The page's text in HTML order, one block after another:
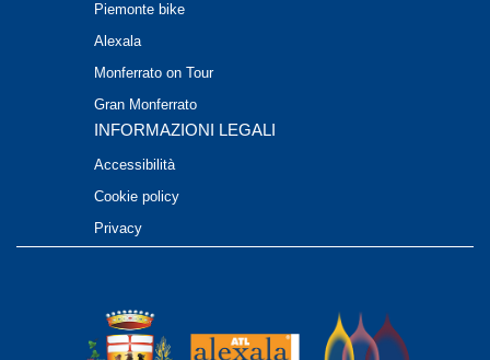
Piemonte bike
Alexala
Monferrato on Tour
Gran Monferrato
INFORMAZIONI LEGALI
Accessibilità
Cookie policy
Privacy